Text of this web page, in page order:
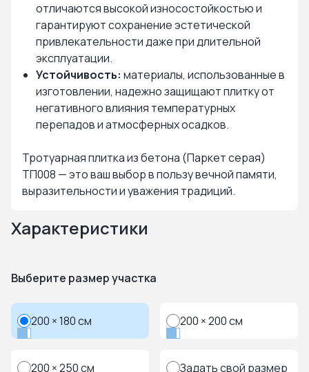
отличаются высокой износостойкостью и
гарантируют сохранение эстетической
привлекательности даже при длительной
эксплуатации.
Устойчивость: материалы, использованные в
изготовлении, надежно защищают плитку от
негативного влияния температурных
перепадов и атмосферных осадков.
Тротуарная плитка из бетона (Паркет серая)
ТП008 — это ваш выбор в пользу вечной памяти,
выразительности и уважения традиций.
Характеристики
Выберите размер участка
200 × 180 см 200 × 200 см
200 × 250 см Задать свой размер